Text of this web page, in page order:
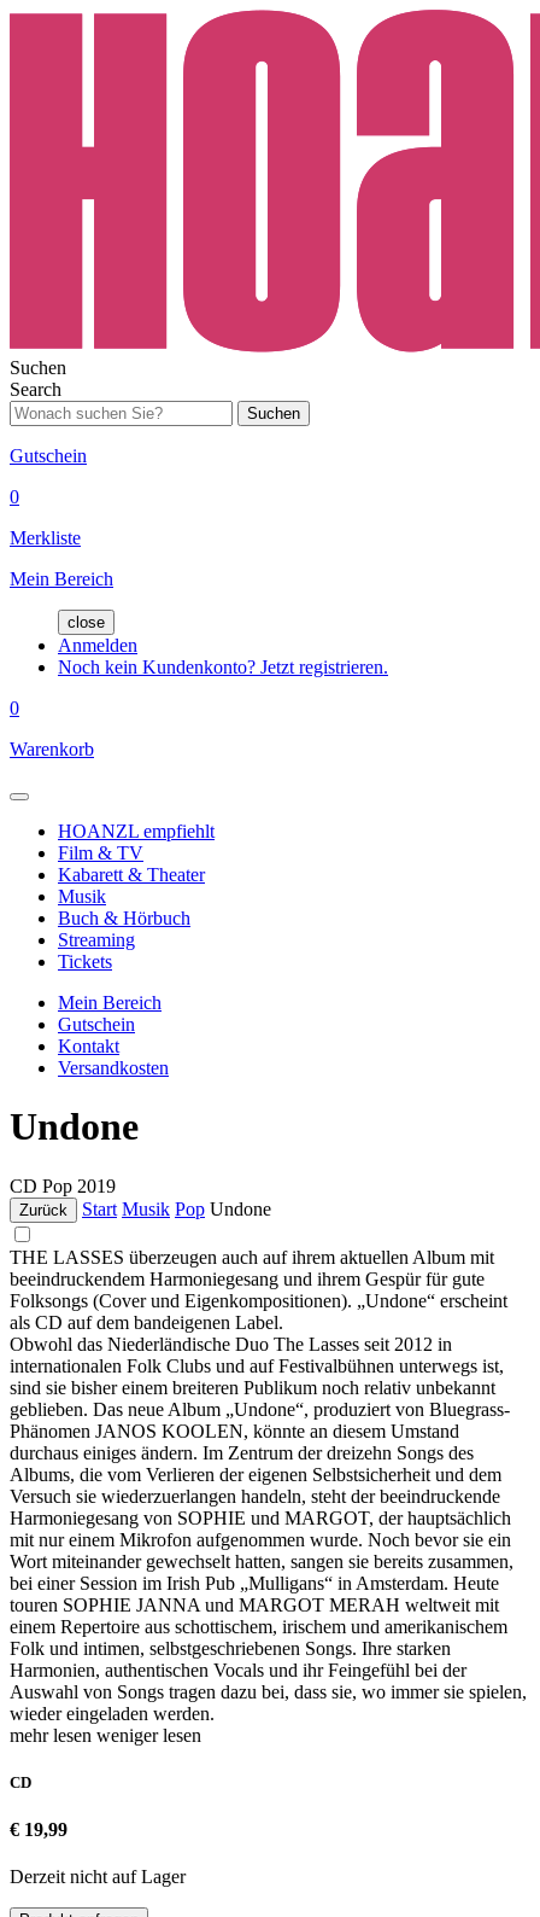
Suchen
Search
Suchen
Gutschein
0
Merkliste
Mein Bereich
close
Anmelden
Noch kein Kundenkonto? Jetzt registrieren.
0
Warenkorb
HOANZL empfiehlt
Film & TV
Kabarett & Theater
Musik
Buch & Hörbuch
Streaming
Tickets
Mein Bereich
Gutschein
Kontakt
Versandkosten
Undone
CD Pop 2019
Zurück Start Musik Pop Undone
THE LASSES überzeugen auch auf ihrem aktuellen Album mit
beeindruckendem Harmoniegesang und ihrem Gespür für gute
Folksongs (Cover und Eigenkompositionen). „Undone“ erscheint
als CD auf dem bandeigenen Label.
Obwohl das Niederländische Duo The Lasses seit 2012 in
internationalen Folk Clubs und auf Festivalbühnen unterwegs ist,
sind sie bisher einem breiteren Publikum noch relativ unbekannt
geblieben. Das neue Album „Undone“, produziert von Bluegrass-
Phänomen JANOS KOOLEN, könnte an diesem Umstand
durchaus einiges ändern. Im Zentrum der dreizehn Songs des
Albums, die vom Verlieren der eigenen Selbstsicherheit und dem
Versuch sie wiederzuerlangen handeln, steht der beeindruckende
Harmoniegesang von SOPHIE und MARGOT, der hauptsächlich
mit nur einem Mikrofon aufgenommen wurde. Noch bevor sie ein
Wort miteinander gewechselt hatten, sangen sie bereits zusammen,
bei einer Session im Irish Pub „Mulligans“ in Amsterdam. Heute
touren SOPHIE JANNA und MARGOT MERAH weltweit mit
einem Repertoire aus schottischem, irischem und amerikanischem
Folk und intimen, selbstgeschriebenen Songs. Ihre starken
Harmonien, authentischen Vocals und ihr Feingefühl bei der
Auswahl von Songs tragen dazu bei, dass sie, wo immer sie spielen,
wieder eingeladen werden.
mehr lesen weniger lesen
CD
€ 19,99
Derzeit nicht auf Lager